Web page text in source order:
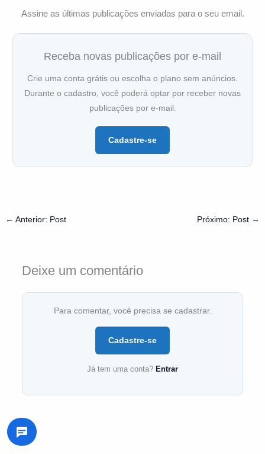
Assine as últimas publicações enviadas para o seu email.
Receba novas publicações por e-mail
Crie uma conta grátis ou escolha o plano sem anúncios.
Durante o cadastro, você poderá optar por receber novas
publicações por e-mail.
Cadastre-se
← Anterior: Post Próximo: Post →
Deixe um comentário
Para comentar, você precisa se cadastrar.
Cadastre-se
Já tem uma conta? Entrar